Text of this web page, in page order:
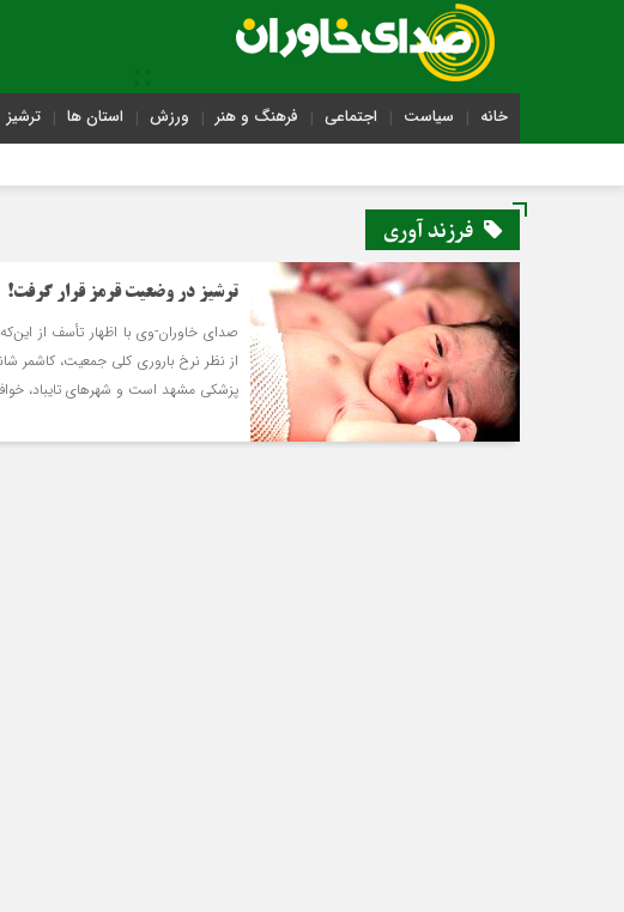
خانه سیاست اجتماعی فرهنگ و هنر ورزش استان ها ترشیز
از
فرزند آوری
ترشیز در وضعیت قرمز قرار گرفت!
صدای خاوران-وی با اظهار تأسف از
از نظر نرخ باروری کلی جمعیت، کاشمر
پزشکی مشهد است و شهرهای تایباد،